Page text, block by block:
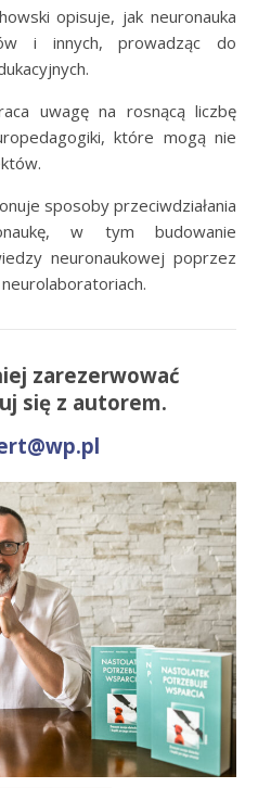
opisuje, jak neuronauka
i innych, prowadząc do
uwagę na rosnącą liczbę
które mogą nie
sposoby przeciwdziałania
w tym budowanie
neuronaukowej poprzez
zarezerwować
się z autorem.